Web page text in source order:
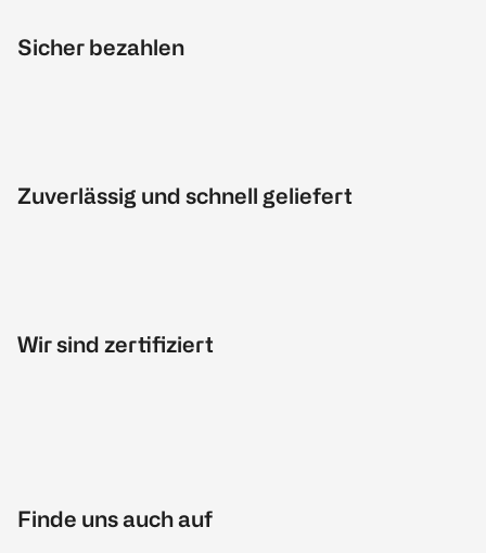
Sicher bezahlen
Zuverlässig und schnell geliefert
Wir sind zertifiziert
Finde uns auch auf